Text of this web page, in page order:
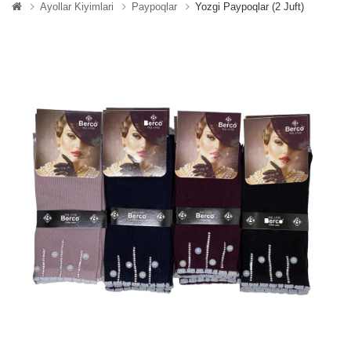
Ayollar Kiyimlari Paypoqlar Yozgi Paypoqlar (2 Juft)